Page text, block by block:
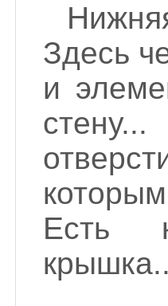
Здесь
и
Есть